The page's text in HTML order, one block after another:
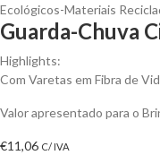
Ecológicos-Materiais
Guarda-Chuva
Highlights:
Com Varetas em Fibra de
Valor apresentado para o
€11,06 C/ IVA